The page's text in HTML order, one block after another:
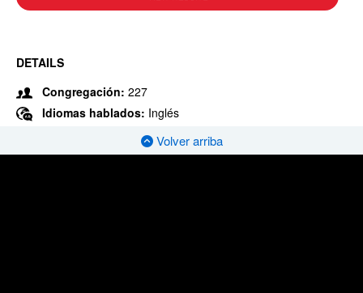
DETAILS
Congregación: 227
Idiomas hablados: Inglés
Volver arriba